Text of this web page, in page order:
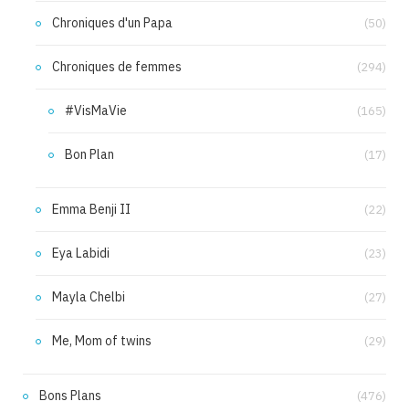
Chroniques d'un Papa (50)
Chroniques de femmes (294)
#VisMaVie (165)
Bon Plan (17)
Emma Benji II (22)
Eya Labidi (23)
Mayla Chelbi (27)
Me, Mom of twins (29)
Bons Plans (476)